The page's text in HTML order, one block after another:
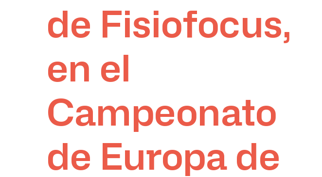
de Fisiofocus,
en el
Campeonato
de Europa de